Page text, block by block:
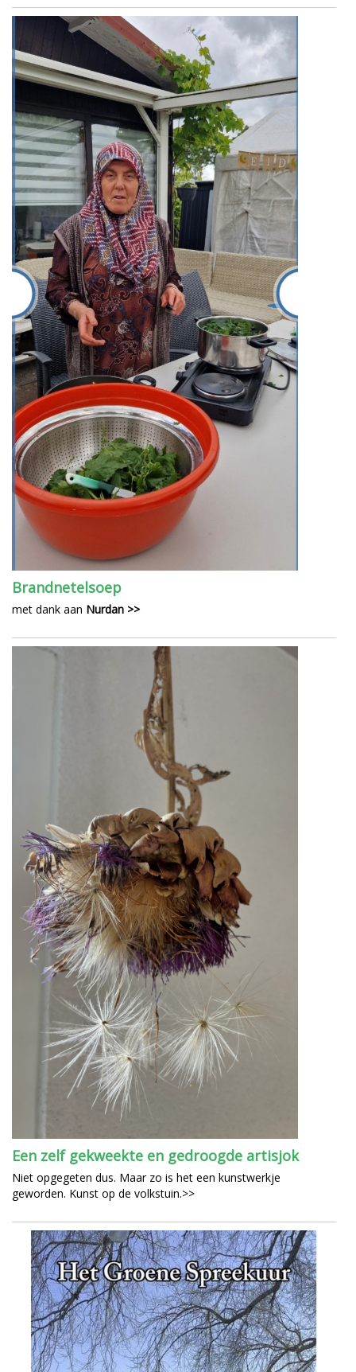
Brandnetelsoep
met dank aan Nurdan >>
Een zelf gekweekte en gedroogde artisjok
Niet opgegeten dus. Maar zo is het een kunstwerkje
geworden. Kunst op de volkstuin.>>